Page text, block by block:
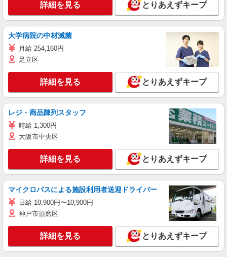
詳細を見る とりあえずキープ
大学病院の中材滅菌
月給 254,160円
足立区
詳細を見る とりあえずキープ
レジ・商品陳列スタッフ
時給 1,300円
大阪市中央区
詳細を見る とりあえずキープ
マイクロバスによる施設利用者送迎ドライバー
日給 10,900円〜10,900円
神戸市須磨区
詳細を見る とりあえずキープ